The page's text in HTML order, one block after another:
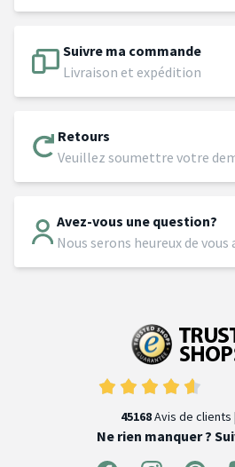
Suivre ma commande
Livraison et expédition
Retours
Veuillez soumettre votre
Avez-vous une question?
Nous serons heureux de vous
45168Avis de clients |
Ne rien manquer ?